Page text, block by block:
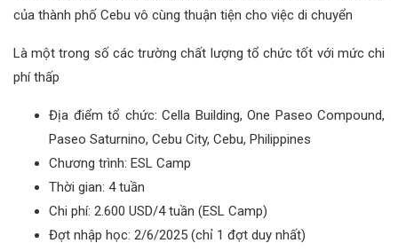
của thành phố Cebu vô cùng thuận tiện cho việc di chuyển
Là một trong số các trường chất lượng tổ chức tốt với mức chi
phí thấp
Địa điểm tổ chức: Cella Building, One Paseo Compound,
Paseo Saturnino, Cebu City, Cebu, Philippines
Chương trình: ESL Camp
Thời gian: 4 tuần
Chi phí: 2.600 USD/4 tuần (ESL Camp)
Đợt nhập học: 2/6/2025 (chỉ 1 đợt duy nhất)